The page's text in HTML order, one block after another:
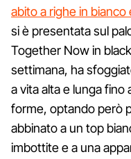
abito a righe in bianco
si è presentata sul
Together Now in
settimana, ha
a vita alta e lunga fino
forme, optando però
abbinato a un top
imbottite e a una